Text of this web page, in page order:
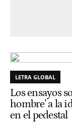
LETRA GLOBAL
Los ensayos
hombre' a la
en el pedestal